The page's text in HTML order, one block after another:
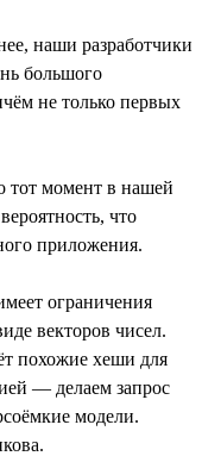
наши разработчики
большого
не только первых
тот момент в нашей
что
приложения.
ограничения
векторов чисел.
похожие хеши для
— делаем запрос
модели.